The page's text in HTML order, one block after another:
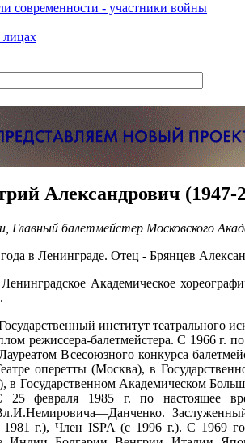
современности - участники войны
Александрович (1947-
Главный балетмейстер Московского
в Ленинграде. Отец - Брянцев
Академическое
институт
режиссера-балетмейстера. С 1966 г.
Всесоюзного конкурса
оперетты (Москва), в
Государственном Академическом
февраля 1985 г. по настоящее
1981 г.), Член ISPA (с 1996 г.). С 1969